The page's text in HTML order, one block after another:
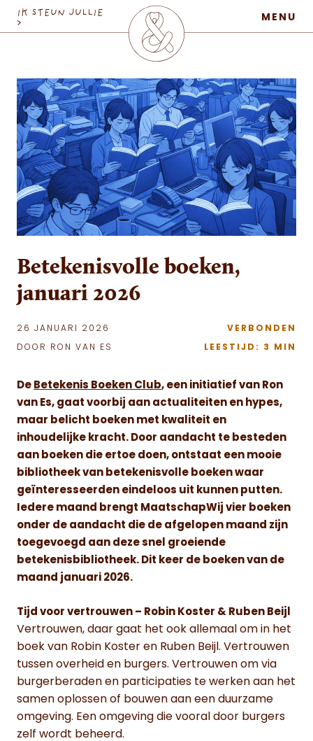
MaatschapWij
MENU
IK STEUN JULLIE
>
Betekenisvolle boeken,
januari 2026
26 JANUARI 2026
DOOR RON VAN ES
VERBONDEN
LEESTIJD: 3 MIN
De Betekenis Boeken Club, een initiatief van Ron
van Es, gaat voorbij aan actualiteiten en hypes,
maar belicht boeken met kwaliteit en
inhoudelijke kracht. Door aandacht te besteden
aan boeken die ertoe doen, ontstaat een mooie
bibliotheek van betekenisvolle boeken waar
geïnteresseerden eindeloos uit kunnen putten.
Iedere maand brengt MaatschapWij vier boeken
onder de aandacht die de afgelopen maand zijn
toegevoegd aan deze snel groeiende
betekenisbibliotheek. Dit keer de boeken van de
maand januari 2026.
Tijd voor vertrouwen – Robin Koster & Ruben Beijl
Vertrouwen, daar gaat het ook allemaal om in het
boek van Robin Koster en Ruben Beijl. Vertrouwen
tussen overheid en burgers. Vertrouwen om via
burgerberaden en participaties te werken aan het
samen oplossen of bouwen aan een duurzame
omgeving. Een omgeving die vooral door burgers
zelf wordt beheerd.